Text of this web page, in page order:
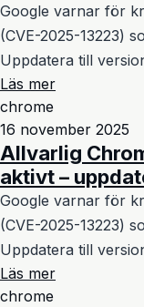
Google varnar för
(CVE-2025-13223)
Uppdatera till
Läs mer
chrome
16 november 2025
Allvarlig
aktivt –
Google varnar för
(CVE-2025-13223)
Uppdatera till
Läs mer
chrome